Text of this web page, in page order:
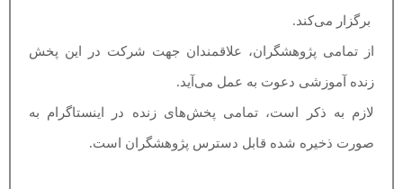
برگزار می‌کند.
از تمامی پژوهشگران، علاقمندان جهت شرکت در این پخش
زنده آموزشی دعوت به عمل می‌آید.
لازم به ذکر است، تمامی پخش‌های زنده در اینستاگرام به
صورت ذخیره شده قابل دسترس پژوهشگران است.